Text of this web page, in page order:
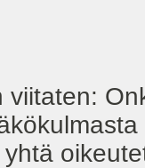
viitaten: